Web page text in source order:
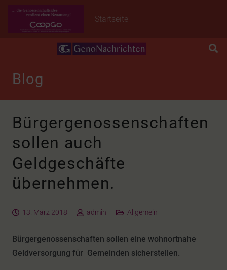
Startseite
Blog
Bürgergenossenschaften
sollen auch
Geldgeschäfte
übernehmen.
13. März 2018 admin Allgemein
Bürgergenossenschaften sollen eine wohnortnahe
Geldversorgung für Gemeinden sicherstellen.